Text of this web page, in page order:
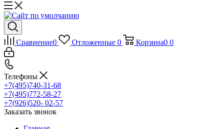
Сравнение0 Отложенные 0 Корзина0 0
Телефоны
+7(495)740-31-68
+7(495)772-58-27
+7(926)520- 02-57
Заказать звонок